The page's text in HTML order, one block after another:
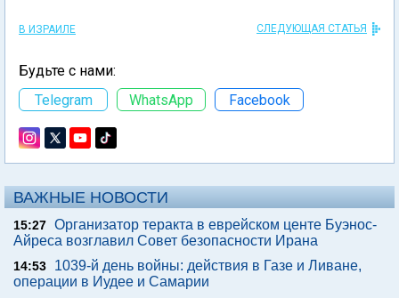
В ИЗРАИЛЕ СЛЕДУЮЩАЯ СТАТЬЯ
Будьте с нами:
Telegram
WhatsApp Facebook
ВАЖНЫЕ НОВОСТИ
15:27 Организатор теракта в еврейском центе Буэнос-
Айреса возглавил Совет безопасности Ирана
14:53
1039-й день войны: действия в Газе и Ливане,
операции в Иудее и Самарии